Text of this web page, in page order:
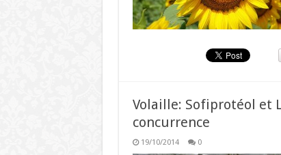
Volaille: Sofiprotéol et
concurrence
19/10/2014 0